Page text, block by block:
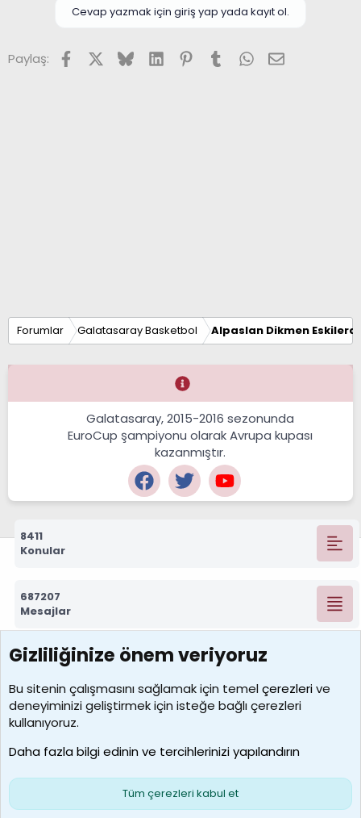
Cevap yazmak için giriş yap yada kayıt ol.
Paylaş: FacebookX (Twitter)
BlueskyLinkedInPinterest
TumblrWhatsApp
E-posta
Forumlar Galatasaray Basketbol Alpaslan Dikmen
Galatasaray, 2015-2016 sezonunda
EuroCup şampiyonu olarak Avrupa kupası
kazanmıştır.
8411
Konular
687207
Mesajlar
7388
Kullanıcılar
borabekirogluu
Son üye
Çerezler
S
Gizliliğinize önem veriyoruz
Bu sitenin çalışmasını sağlamak için temelçerezlerive
deneyiminizi geliştirmek için isteğe bağlı çerezleri
kullanıyoruz.
Daha fazla bilgi edinin ve tercihlerinizi yapılandırın
Tüm çerezleri kabul et